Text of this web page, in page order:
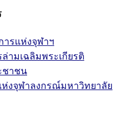
รแห่งจุฬาฯ
ามเฉลิมพระเกียรติ
ชาชน
งจุฬาลงกรณ์มหาวิทยาลัย